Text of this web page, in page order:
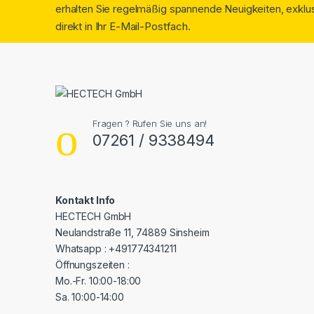
erhalten Sie regelmäßig spannende Neuigkeiten,
direkt in Ihr E-Mail-Postfach.
Fragen ? Rufen Sie uns an!
07261 / 9338494
Kontakt Info
HECTECH GmbH
Neulandstraße 11, 74889 Sinsheim
Whatsapp : +491774341211
Öffnungszeiten :
Mo.-Fr. 10:00-18:00
Sa. 10:00-14:00